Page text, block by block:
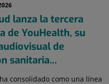
lanza la tercera
de YouHealth, su
de
sanitaria...
consolidado como una línea